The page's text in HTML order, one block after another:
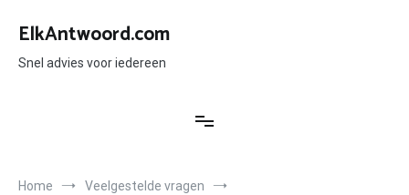
naar
inhoud
ElkAntwoord.com
Snel advies voor iedereen
Home
Veelgestelde vragen